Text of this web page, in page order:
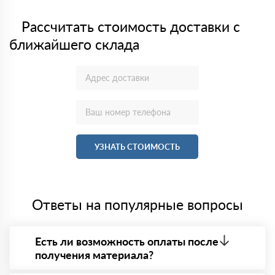
Рассчитать стоимость доставки с
ближайшего склада
УЗНАТЬ СТОИМОСТЬ
Ответы на популярные вопросы
Есть ли возможность оплаты после
получения материала?